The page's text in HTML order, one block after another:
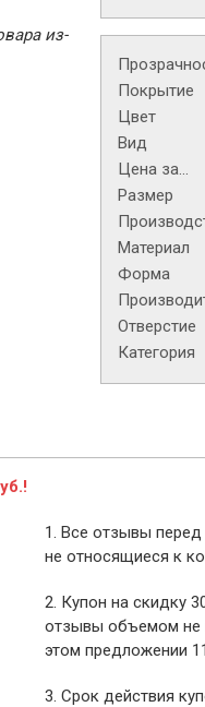
из-
Покрытие
Цвет
Вид
Цена за...
Размер
Материал
Форма
Отверстие
Категория
1. Все отзывы
не относящиеся к
2. Купон на скидку
отзывы объемом не
этом предложении
3. Срок действия